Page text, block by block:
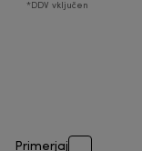
*DDV vključen
Primerjaj